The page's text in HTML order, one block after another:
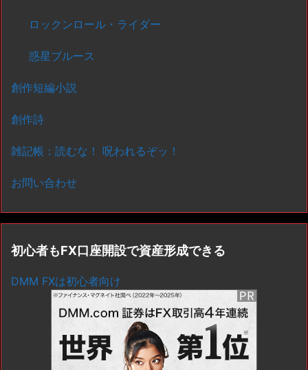
ロックンロール・ライダー
惑星ブルース
創作短編小説
創作詩
雑記帳：読むな！ 呪われるぞッ！
お問い合わせ
初心者もFX口座開設で資産形成できる
DMM FXは初心者向け